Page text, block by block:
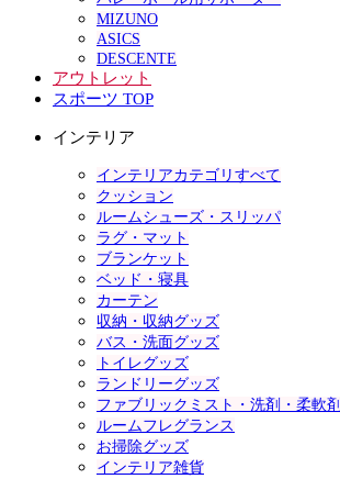
MIZUNO
ASICS
DESCENTE
アウトレット
スポーツ TOP
インテリア
インテリアカテゴリすべて
クッション
ルームシューズ・スリッパ
ラグ・マット
ブランケット
ベッド・寝具
カーテン
収納・収納グッズ
バス・洗面グッズ
トイレグッズ
ランドリーグッズ
ファブリックミスト・洗剤・柔軟剤
ルームフレグランス
お掃除グッズ
インテリア雑貨